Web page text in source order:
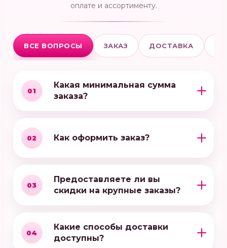
оплате и ассортименту.
ВСЕ ВОПРОСЫ ЗАКАЗ ДОСТАВКА
01
Какая минимальная сумма
заказа?
02 Как оформить заказ?
03
Предоставляете ли вы
скидки на крупные заказы?
04
Какие способы доставки
доступны?